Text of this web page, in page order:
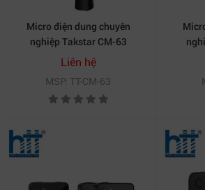
Micro điện dung chuyên
nghiệp Takstar CM-63
Liên hệ
MSP: TT-CM-63